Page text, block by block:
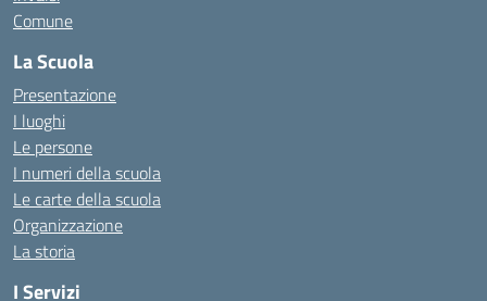
Comune
La Scuola
Presentazione
I luoghi
Le persone
I numeri della scuola
Le carte della scuola
Organizzazione
La storia
I Servizi